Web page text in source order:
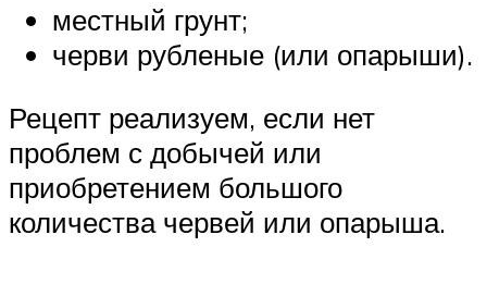
местный грунт;
черви рубленые (или опарыши).
Рецепт реализуем, если нет
проблем с добычей или
приобретением большого
количества червей или опарыша.